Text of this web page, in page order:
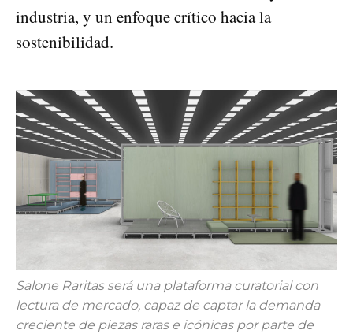
industria, y un enfoque crítico hacia la
sostenibilidad.
Salone Raritas será una plataforma curatorial con
lectura de mercado, capaz de captar la demanda
creciente de piezas raras e icónicas por parte de